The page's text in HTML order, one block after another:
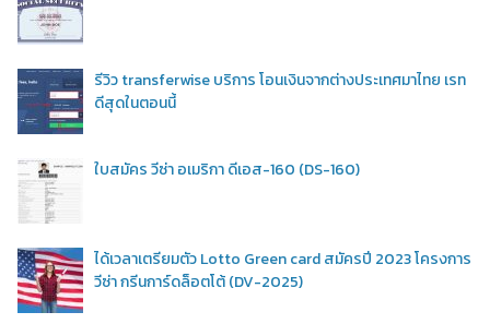
รีวิว transferwise บริการ โอนเงินจากต่างประเทศมาไทย เรท
ดีสุดในตอนนี้
ใบสมัคร วีซ่า อเมริกา ดีเอส-160 (DS-160)
ได้เวลาเตรียมตัว Lotto Green card สมัครปี 2023 โครงการ
วีซ่า กรีนการ์ดล็อตโต้ (DV-2025)